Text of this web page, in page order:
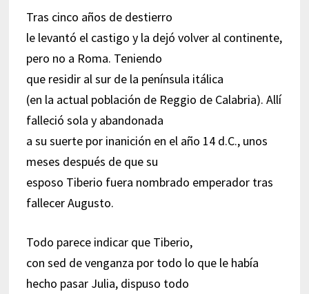
Tras cinco años de destierro
le levantó el castigo y la dejó volver al continente,
pero no a Roma. Teniendo
que residir al sur de la península itálica
(en la actual población de Reggio de Calabria). Allí
falleció sola y abandonada
a su suerte por inanición en el año 14 d.C., unos
meses después de que su
esposo Tiberio fuera nombrado emperador tras
fallecer Augusto.
Todo parece indicar que Tiberio,
con sed de venganza por todo lo que le había
hecho pasar Julia, dispuso todo